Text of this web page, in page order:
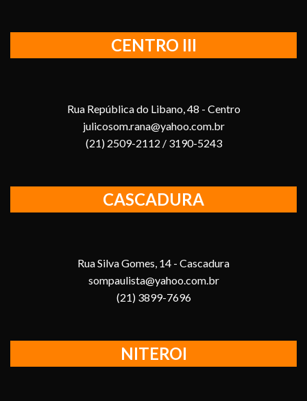
CENTRO III
Rua República do Libano, 48 - Centro
julicosom.rana@yahoo.com.br
(21) 2509-2112 / 3190-5243
CASCADURA
Rua Silva Gomes, 14 - Cascadura
sompaulista@yahoo.com.br
(21) 3899-7696
NITEROI